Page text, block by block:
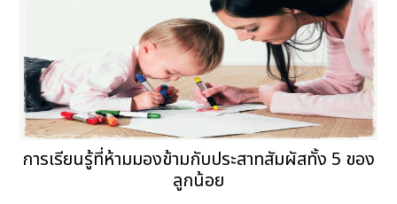
การเรียนรู้ที่ห้ามมองข้ามกับประสาทสัมผัสทั้ง 5 ของ
ลูกน้อย